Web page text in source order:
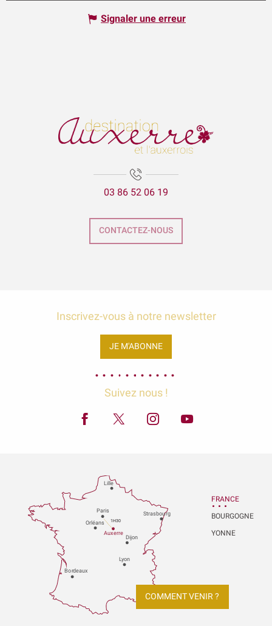
Signaler une erreur
03 86 52 06 19
CONTACTEZ-NOUS
Inscrivez-vous à notre newsletter
JE M'ABONNE
Suivez nous !
Paris
Dijon
Orléans
Bordeaux
Lyon
Auxerre
Strasbourg
Lille
1H30
FRANCE
BOURGOGNE
YONNE
COMMENT VENIR ?